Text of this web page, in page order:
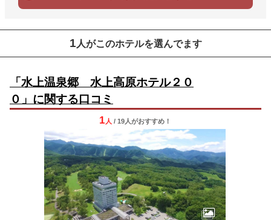
1 人がこのホテルを選んでます
「水上温泉郷 水上高原ホテル２０
０」に関する口コミ
1 人 / 19人がおすすめ！